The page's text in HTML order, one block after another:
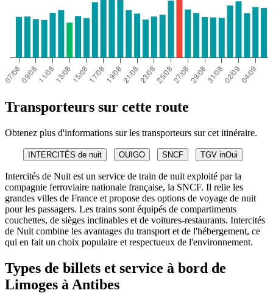
Transporteurs sur cette route
Obtenez plus d'informations sur les transporteurs sur cet itinéraire.
INTERCITÉS de nuit OUIGO SNCF TGV inOui
Intercités de Nuit est un service de train de nuit exploité par la
compagnie ferroviaire nationale française, la SNCF. Il relie les
grandes villes de France et propose des options de voyage de nuit
pour les passagers. Les trains sont équipés de compartiments
couchettes, de sièges inclinables et de voitures-restaurants. Intercités
de Nuit combine les avantages du transport et de l'hébergement, ce
qui en fait un choix populaire et respectueux de l'environnement.
Types de billets et service à bord de
Limoges à Antibes